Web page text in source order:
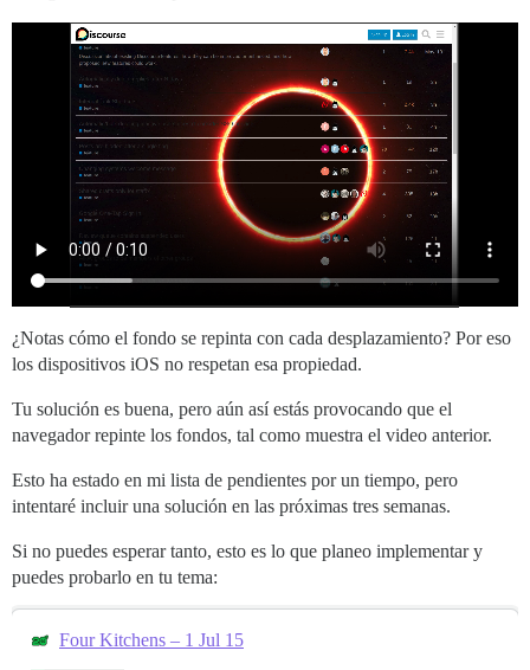
¿Notas cómo el fondo se repinta con cada desplazamiento? Por eso
los dispositivos iOS no respetan esa propiedad.
Tu solución es buena, pero aún así estás provocando que el
navegador repinte los fondos, tal como muestra el video anterior.
Esto ha estado en mi lista de pendientes por un tiempo, pero
intentaré incluir una solución en las próximas tres semanas.
Si no puedes esperar tanto, esto es lo que planeo implementar y
puedes probarlo en tu tema:
Four Kitchens – 1 Jul 15